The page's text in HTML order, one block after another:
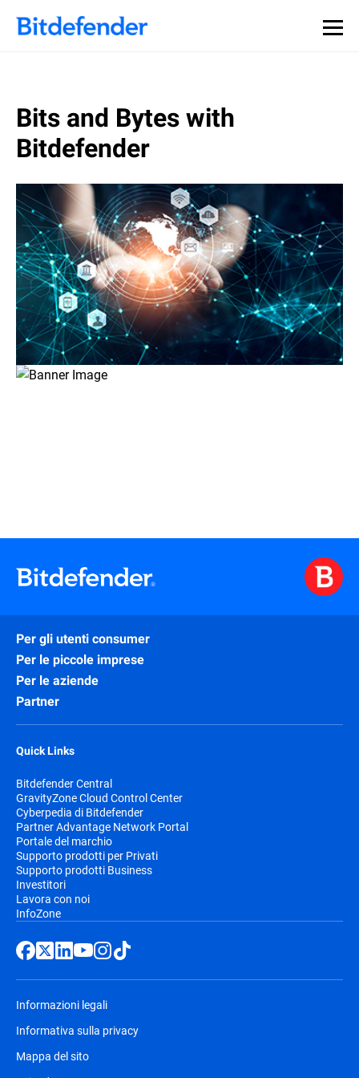
Bits and Bytes with
Bitdefender
Per gli utenti consumer
Per le piccole imprese
Per le aziende
Partner
Quick Links
Bitdefender Central
GravityZone Cloud Control Center
Cyberpedia di Bitdefender
Partner Advantage Network Portal
Portale del marchio
Supporto prodotti per Privati
Supporto prodotti Business
Investitori
Lavora con noi
InfoZone
Informazioni legali
Informativa sulla privacy
Mappa del sito